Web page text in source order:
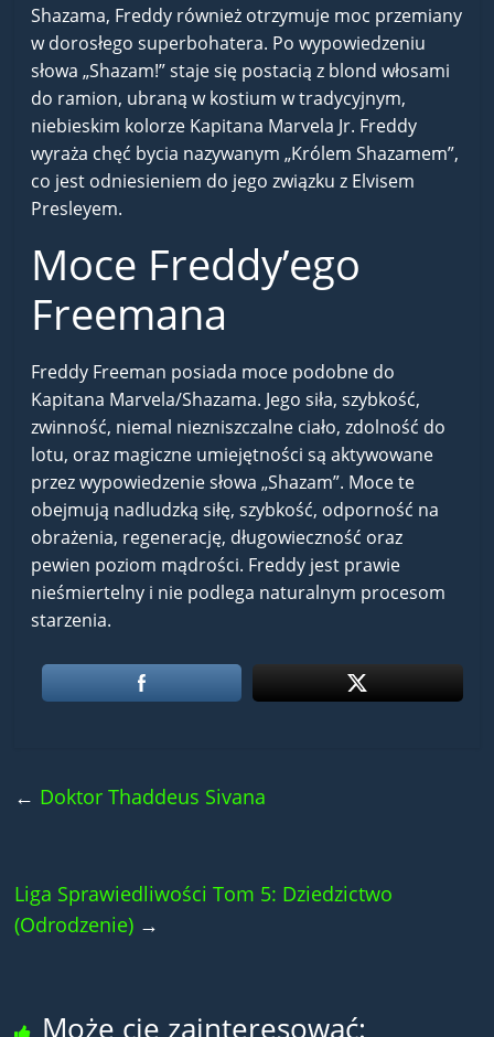
Shazama, Freddy również otrzymuje moc przemiany
w dorosłego superbohatera. Po wypowiedzeniu
słowa „Shazam!” staje się postacią z blond włosami
do ramion, ubraną w kostium w tradycyjnym,
niebieskim kolorze Kapitana Marvela Jr. Freddy
wyraża chęć bycia nazywanym „Królem Shazamem”,
co jest odniesieniem do jego związku z Elvisem
Presleyem.
Moce Freddy’ego
Freemana
Freddy Freeman posiada moce podobne do
Kapitana Marvela/Shazama. Jego siła, szybkość,
zwinność, niemal niezniszczalne ciało, zdolność do
lotu, oraz magiczne umiejętności są aktywowane
przez wypowiedzenie słowa „Shazam”. Moce te
obejmują nadludzką siłę, szybkość, odporność na
obrażenia, regenerację, długowieczność oraz
pewien poziom mądrości. Freddy jest prawie
nieśmiertelny i nie podlega naturalnym procesom
starzenia.
← Doktor Thaddeus Sivana
Liga Sprawiedliwości Tom 5: Dziedzictwo
(Odrodzenie) →
Może cię zainteresować: